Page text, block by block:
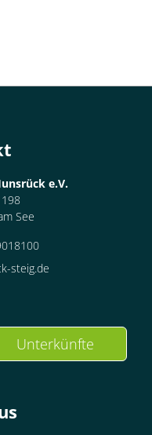
e.V.
See
steig.de
Unterkünfte